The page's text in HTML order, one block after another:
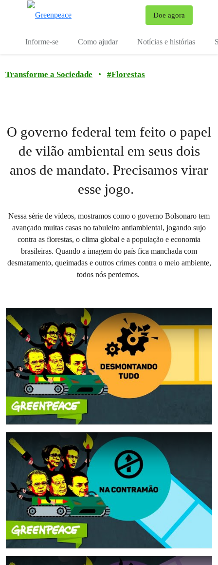
Doe agora
Informe-se Como ajudar Notícias e histórias
Transforme a Sociedade • #Florestas
O governo federal tem feito o papel
de vilão ambiental em seus dois
anos de mandato. Precisamos virar
esse jogo.
Nessa série de vídeos, mostramos como o governo Bolsonaro tem
avançado muitas casas no tabuleiro antiambiental, jogando sujo
contra as florestas, o clima global e a população e economia
brasileiras. Quando a imagem do país fica manchada com
desmatamento, queimadas e outros crimes contra o meio ambiente,
todos nós perdemos.